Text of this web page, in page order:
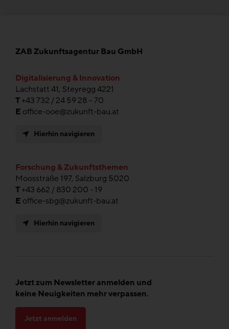
ZAB Zukunftsagentur Bau GmbH
Digitalisierung & Innovation
Lachstatt 41, Steyregg 4221
T+43 732 / 24 59 28 – 70
E office-ooe@zukunft-bau.at
Hierhin navigieren
Forschung & Zukunftsthemen
Moosstraße 197, Salzburg 5020
T+43 662 / 830 200 - 19
E office-sbg@zukunft-bau.at
Hierhin navigieren
Jetzt zum Newsletter anmelden und
keine Neuigkeiten mehr verpassen.
Jetzt anmelden